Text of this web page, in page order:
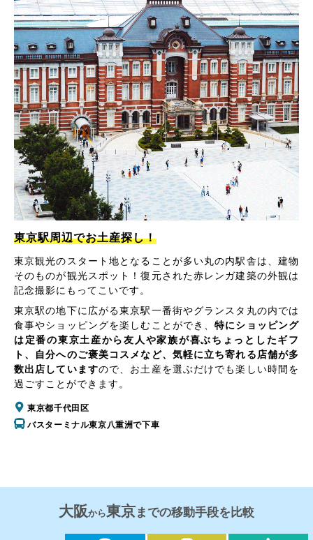
東京駅周辺でお土産探し！
東京観光のスタート地となることが多い丸の内駅舎は、建物
そのものが観光スポット！復元された赤レンガ建築の外観は
記念撮影にもってこいです。
東京駅の地下に広がる東京駅一番街やグランスタ丸の内では
食事やショッピングを楽しむことができ、特にショッピング
は定番の東京土産から友人や家族が喜ぶちょっとしたギフ
ト、自分へのご褒美コスメなど、気軽に立ち寄れる店舗が多
数出店していますので、お土産を選ぶだけでも楽しい時間を
過ごすことができます。
東京都千代田区
バスターミナル東京八重洲で下車
大阪から東京までの移動手段を比較